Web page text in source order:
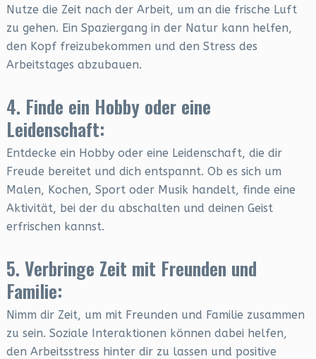
Nutze die Zeit nach der Arbeit, um an die frische Luft
zu gehen. Ein Spaziergang in der Natur kann helfen,
den Kopf freizubekommen und den Stress des
Arbeitstages abzubauen.
4. Finde ein Hobby oder eine
Leidenschaft:
Entdecke ein Hobby oder eine Leidenschaft, die dir
Freude bereitet und dich entspannt. Ob es sich um
Malen, Kochen, Sport oder Musik handelt, finde eine
Aktivität, bei der du abschalten und deinen Geist
erfrischen kannst.
5. Verbringe Zeit mit Freunden und
Familie:
Nimm dir Zeit, um mit Freunden und Familie zusammen
zu sein. Soziale Interaktionen können dabei helfen,
den Arbeitsstress hinter dir zu lassen und positive